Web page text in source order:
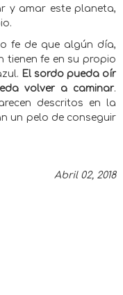
y amar este planeta,
fe de que algún día,
tienen fe en su propio
El sordo pueda oír
volver a caminar.
descritos en la
un pelo de conseguir
Abril 02, 2018